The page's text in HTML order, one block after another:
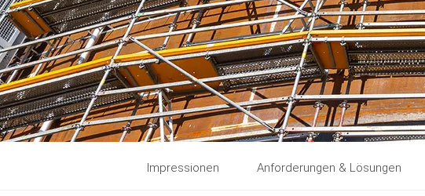
Impressionen Anforderungen & Lösungen